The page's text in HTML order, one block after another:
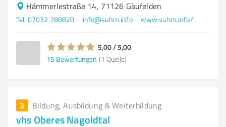
Hämmerlestraße 14, 71126 Gäufelden
Tel. 07032 780820 info@suhm.info www.suhm.info/
5,00 / 5,00
15 Bewertungen (1 Quelle)
3 Bildung, Ausbildung & Weiterbildung
vhs Oberes Nagoldtal